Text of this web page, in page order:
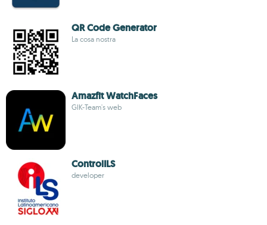
QR Code Generator
La cosa nostra
Amazfit WatchFaces
GIK-Team's web
ControlILS
developer